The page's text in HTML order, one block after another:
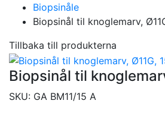
Biopsinåle
Biopsinål til knoglemarv,
Tillbaka till produkterna
Biopsinål til
SKU: GA BM11/15 A